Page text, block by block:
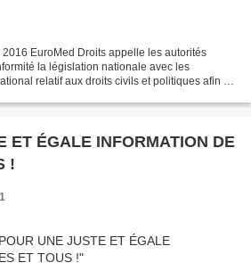
EuroMed Droits appelle les autorités
la législation nationale avec les
relatif aux droits civils et politiques afin de
ET ÉGALE INFORMATION DE
!